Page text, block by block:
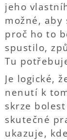
jeho
možné, aby
proč ho to
spustilo,
Tu
Je logické,
nenutí k
skrze
skutečné
ukazuje,